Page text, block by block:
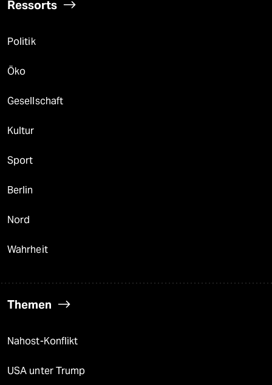
Ressorts
Politik
Öko
Gesellschaft
Kultur
Sport
Berlin
Nord
Wahrheit
Themen
Nahost-Konflikt
USA unter Trump